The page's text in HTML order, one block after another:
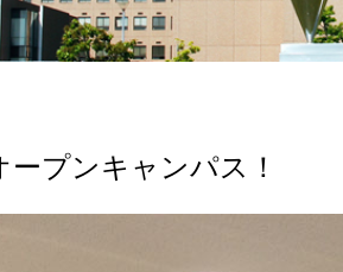
ープンキャンパス！